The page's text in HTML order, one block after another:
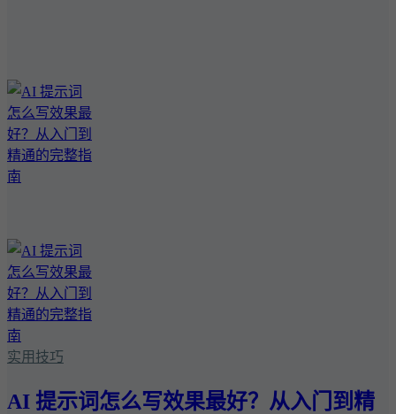
实用技巧
AI 提示词怎么写效果最好？从入门到精